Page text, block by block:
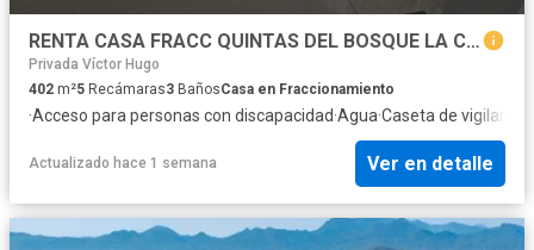
RENTA CASA FRACC QUINTAS DEL BOSQUE LA CALERA PUEBLA
Privada Víctor Hugo
402 m²5 Recámaras3 BañosCasa en Fraccionamiento
·Acceso para personas con discapacidad·Agua·Caseta de vigilancia
Actualizado hace 1 semana Ver en detalle